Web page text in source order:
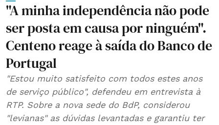
"A minha independência não pode
ser posta em causa por ninguém".
Centeno reage à saída do Banco de
Portugal
"Estou muito satisfeito com todos estes anos
de serviço público", defendeu em entrevista à
RTP. Sobre a nova sede do BdP, considerou
"levianas" as dúvidas levantadas e garantiu ter